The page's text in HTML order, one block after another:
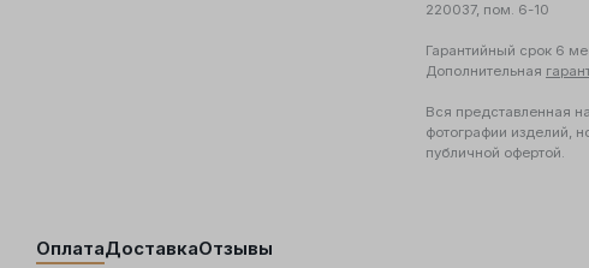
220037, пом. 6-10
Гарантийный срок 6
Дополнительная
Вся представленная
фотографии изделий,
публичной офертой.
ОплатаДоставкаОтзывы